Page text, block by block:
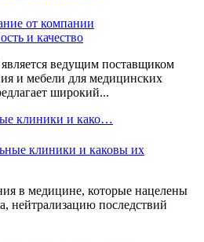
ведущим поставщиком
и мебели для медицинских
широкий...
клиники и како…
в медицине, которые нацелены
нейтрализацию последствий